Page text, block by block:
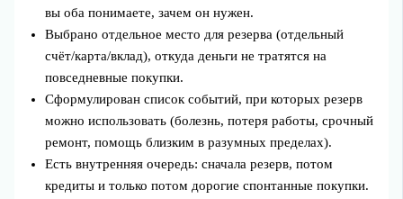
вы оба понимаете, зачем он нужен.
Выбрано отдельное место для резерва (отдельный
счёт/карта/вклад), откуда деньги не тратятся на
повседневные покупки.
Сформулирован список событий, при которых резерв
можно использовать (болезнь, потеря работы, срочный
ремонт, помощь близким в разумных пределах).
Есть внутренняя очередь: сначала резерв, потом
кредиты и только потом дорогие спонтанные покупки.